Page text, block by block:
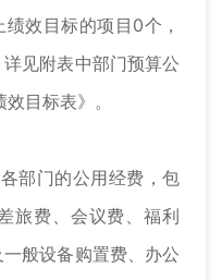
效目标的项目0个，
见附表中部门预算公
目标表》。
部门的公用经费，包
旅费、会议费、福利
般设备购置费、办公